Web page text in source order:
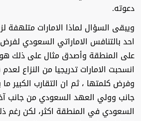
دعوته.
ويبقى السؤال لماذا الامارات متلهفة
احد بالتنافس الاماراتي السعودي
على المنطقة وأصدق مثال على ذلك
انسحبت الامارات تدريجيا من النزاع
وفرض كلمتها ، ثم ان التقارب الكبير
جانب وولي العهد السعودي من جانب
السعودي في المنطقة اكثر، لكن رغم